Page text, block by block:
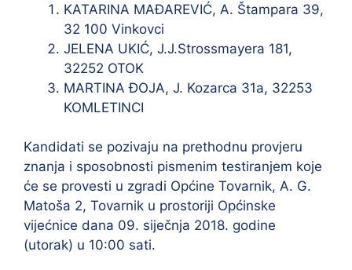
KATARINA MAĐAREVIĆ, A. Štampara 39,
32 100 Vinkovci
JELENA UKIĆ, J.J.Strossmayera 181,
32252 OTOK
MARTINA ĐOJA, J. Kozarca 31a, 32253
KOMLETINCI
Kandidati se pozivaju na prethodnu provjeru
znanja i sposobnosti pismenim testiranjem koje
će se provesti u zgradi Općine Tovarnik, A. G.
Matoša 2, Tovarnik u prostoriji Općinske
vijećnice dana 09. siječnja 2018. godine
(utorak) u 10:00 sati.